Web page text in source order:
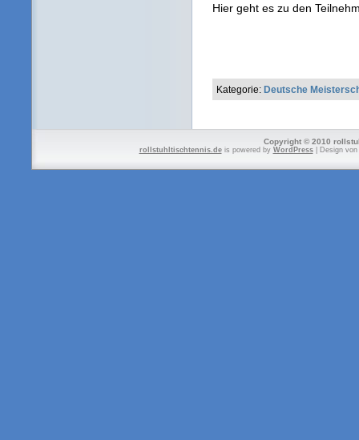
Hier geht es zu den
Kategorie: Deutsche
Copyright © 2010
rollstuhltischtennis.deis powered by WordPress| Design von